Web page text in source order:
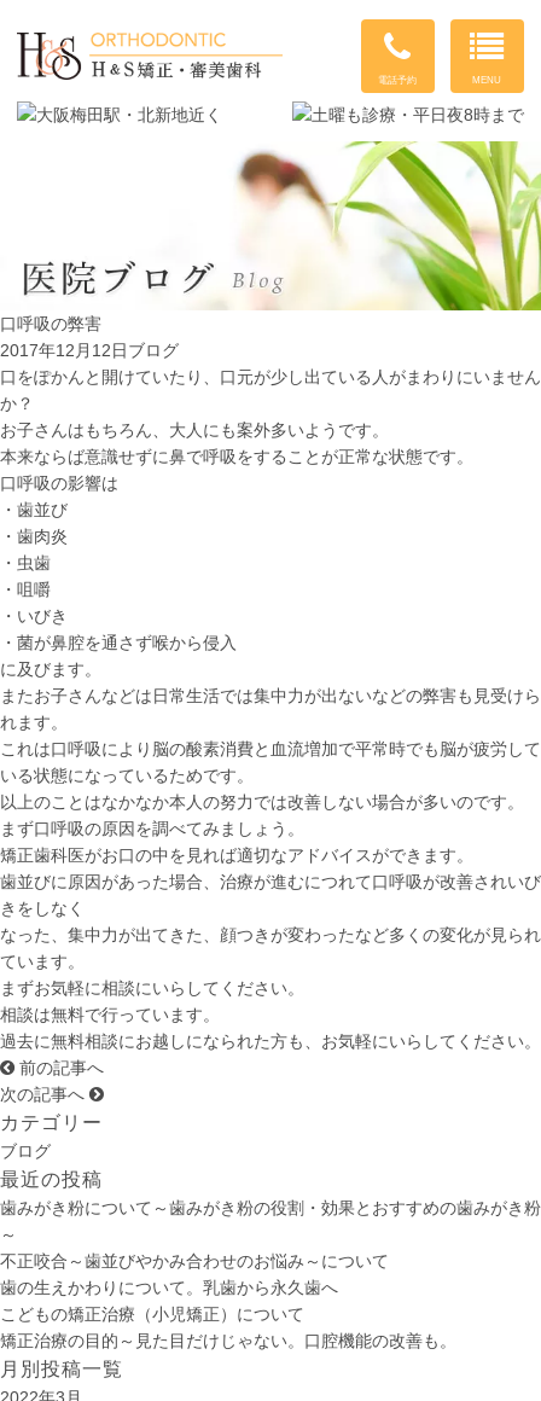
電話予約 MENU
口呼吸の弊害
2017年12月12日ブログ
口をぽかんと開けていたり、口元が少し出ている人がまわりにいません
か？
お子さんはもちろん、大人にも案外多いようです。
本来ならば意識せずに鼻で呼吸をすることが正常な状態です。
口呼吸の影響は
・歯並び
・歯肉炎
・虫歯
・咀嚼
・いびき
・菌が鼻腔を通さず喉から侵入
に及びます。
またお子さんなどは日常生活では集中力が出ないなどの弊害も見受けら
れます。
これは口呼吸により脳の酸素消費と血流増加で平常時でも脳が疲労して
いる状態になっているためです。
以上のことはなかなか本人の努力では改善しない場合が多いのです。
まず口呼吸の原因を調べてみましょう。
矯正歯科医がお口の中を見れば適切なアドバイスができます。
歯並びに原因があった場合、治療が進むにつれて口呼吸が改善されいび
きをしなく
なった、集中力が出てきた、顔つきが変わったなど多くの変化が見られ
ています。
まずお気軽に相談にいらしてください。
相談は無料で行っています。
過去に無料相談にお越しになられた方も、お気軽にいらしてください。
前の記事へ
次の記事へ
カテゴリー
ブログ
最近の投稿
歯みがき粉について～歯みがき粉の役割・効果とおすすめの歯みがき粉
～
不正咬合～歯並びやかみ合わせのお悩み～について
歯の生えかわりについて。乳歯から永久歯へ
こどもの矯正治療（小児矯正）について
矯正治療の目的～見た目だけじゃない。口腔機能の改善も。
月別投稿一覧
2022年3月